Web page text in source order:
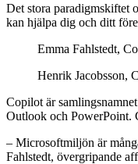
Det stora paradigmskiftet
kan hjälpa dig och ditt
Emma Fahlstedt,
Henrik Jacobsson,
Copilot är
Outlook och PowerPoint.
– Microsoftmiljön är
Fahlstedt, övergripande